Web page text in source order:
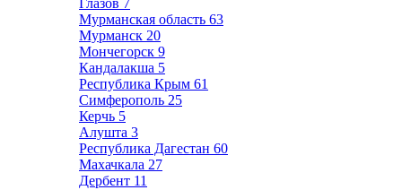
Глазов 7
Мурманская область 63
Мурманск 20
Мончегорск 9
Кандалакша 5
Республика Крым 61
Симферополь 25
Керчь 5
Алушта 3
Республика Дагестан 60
Махачкала 27
Дербент 11